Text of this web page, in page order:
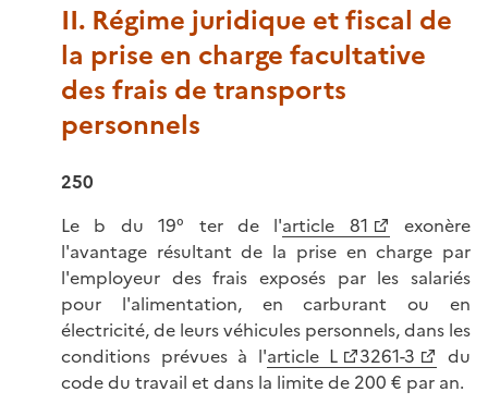
II. Régime juridique et fiscal de
la prise en charge facultative
des frais de transports
personnels
250
Le b du 19° ter de l'article 81
exonère
l'avantage résultant de la prise en charge par
l'employeur des frais exposés par les salariés
pour l'alimentation, en carburant ou en
électricité, de leurs véhicules personnels, dans les
conditions prévues à l'article L 3261-3
du
code du travail et dans la limite de 200 € par an.